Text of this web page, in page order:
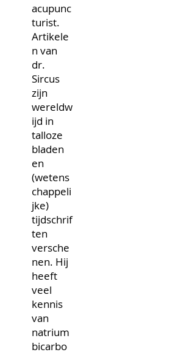
acupunc
turist.
Artikele
n van
dr.
Sircus
zijn
wereldw
ijd in
talloze
bladen
en
(wetens
chappeli
jke)
tijdschrif
ten
versche
nen. Hij
heeft
veel
kennis
van
natrium
bicarbo